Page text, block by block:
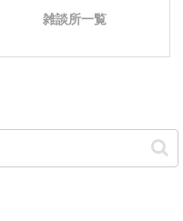
雑談所一覧